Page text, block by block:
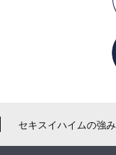
セキスイハイムの強み